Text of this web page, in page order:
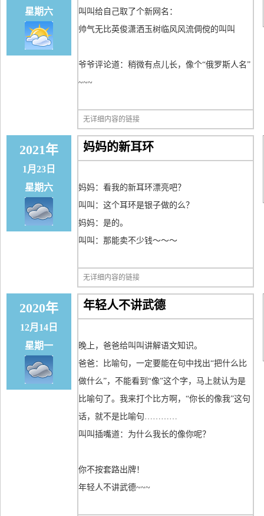
星期六
叫叫给自己取了个新网名：
帅气无比英俊潇洒玉树临风风流倜傥的叫叫
爷爷评论道：稍微有点儿长，像个“俄罗斯人名”
~~~
无详细内容的链接
2021年
1月23日
星期六
妈妈的新耳环
妈妈：看我的新耳环漂亮吧？
叫叫：这个耳环是银子做的么？
妈妈：是的。
叫叫：那能卖不少钱～～～
无详细内容的链接
2020年
12月14日
星期一
年轻人不讲武德
晚上，爸爸给叫叫讲解语文知识。
爸爸：比喻句，一定要能在句中找出“把什么比
做什么”，不能看到“像”这个字，马上就认为是
比喻句了。我来打个比方啊，“你长的像我”这句
话，就不是比喻句…………
叫叫插嘴道：为什么我长的像你呢？
你不按套路出牌！
年轻人不讲武德~~~